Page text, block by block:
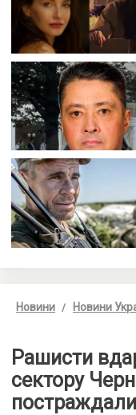
Новини Новини
Рашисти
сектору